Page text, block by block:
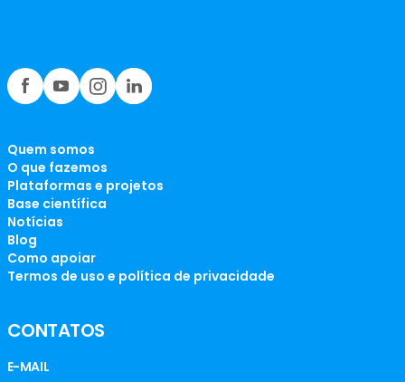
Quem somos
O que fazemos
Plataformas e projetos
Base científica
Notícias
Blog
Como apoiar
Termos de uso e política de privacidade
CONTATOS
E-MAIL